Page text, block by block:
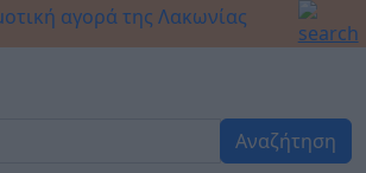
Αναζήτηση